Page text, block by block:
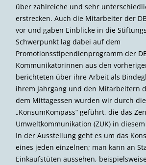
über zahlreiche und sehr
erstrecken. Auch die Mitarbeiter der
vor und gaben Einblicke in die
Schwerpunkt lag dabei auf dem
Promotionsstipendienprogramm der
Kommunikatorinnen aus den
berichteten über ihre Arbeit als
ihrem Jahrgang und den Mitarbeitern
dem Mittagessen wurden wir durch
„KonsumKompass“ geführt, die das
Umweltkommunikation (ZUK) in
In der Ausstellung geht es um das
eines jeden einzelnen; man kann an
Einkaufstüten aussehen,